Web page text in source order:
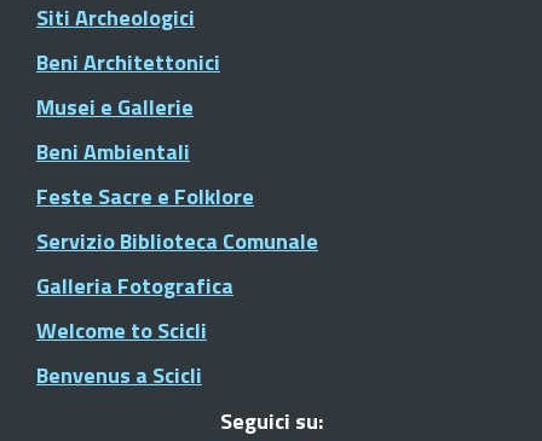
Siti Archeologici
Beni Architettonici
Musei e Gallerie
Beni Ambientali
Feste Sacre e Folklore
Servizio Biblioteca Comunale
Galleria Fotografica
Welcome to Scicli
Benvenus a Scicli
Seguici su: